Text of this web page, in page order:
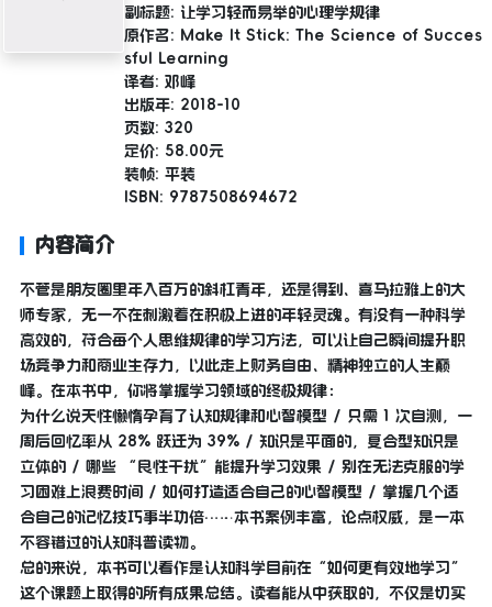
副标题: 让学习轻而易举的心理学规律
原作名: Make It Stick: The Science of Succes
sful Learning
译者: 邓峰
出版年: 2018-10
页数: 320
定价: 58.00元
装帧: 平装
ISBN: 9787508694672
内容简介
不管是朋友圈里年入百万的斜杠青年，还是得到、喜马拉雅上的大
师专家，无一不在刺激着在积极上进的年轻灵魂。有没有一种科学
高效的，符合每个人思维规律的学习方法，可以让自己瞬间提升职
场竞争力和商业生存力，以此走上财务自由、精神独立的人生巅
峰。在本书中，你将掌握学习领域的终极规律：
为什么说天性懒惰孕育了认知规律和心智模型 / 只需 1 次自测，一
周后回忆率从 28% 跃迁为 39% / 知识是平面的，复合型知识是
立体的 / 哪些 “良性干扰”能提升学习效果 / 别在无法克服的学
习困难上浪费时间 / 如何打造适合自己的心智模型 / 掌握几个适
合自己的记忆技巧事半功倍……本书案例丰富，论点权威，是一本
不容错过的认知科普读物。
总的来说，本书可以看作是认知科学目前在“如何更有效地学习”
这个课题上取得的所有成果总结。读者能从中获取的，不仅是切实